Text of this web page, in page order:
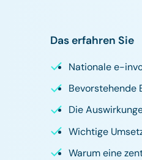
Das erfahren Sie
Nationale e-
Bevorstehende
Die
Wichtige
Warum eine